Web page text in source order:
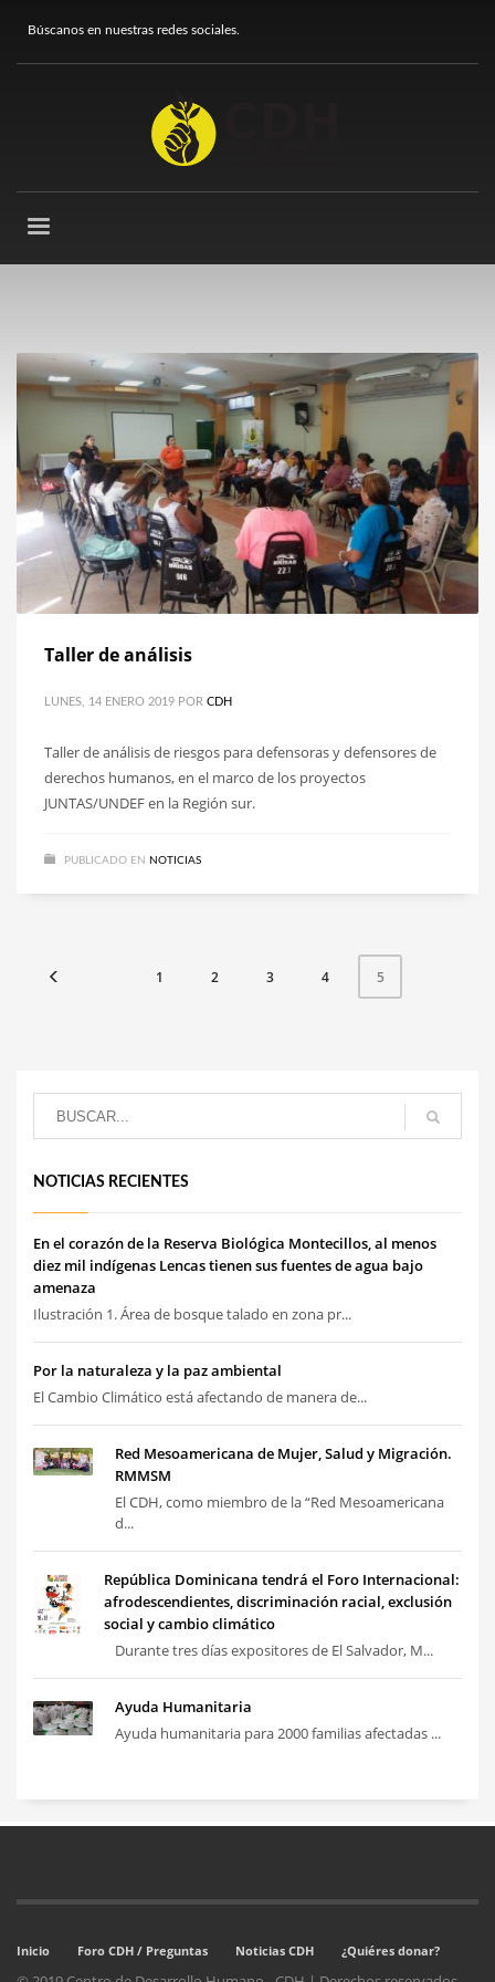
Búscanos en nuestras redes sociales.
Taller de análisis
LUNES, 14 ENERO 2019 POR CDH
Taller de análisis de riesgos para defensoras y defensores de
derechos humanos, en el marco de los proyectos
JUNTAS/UNDEF en la Región sur.
PUBLICADO EN NOTICIAS
1 2 3 4 5
NOTICIAS RECIENTES
En el corazón de la Reserva Biológica Montecillos, al menos
diez mil indígenas Lencas tienen sus fuentes de agua bajo
amenaza
Ilustración 1. Área de bosque talado en zona pr...
Por la naturaleza y la paz ambiental
El Cambio Climático está afectando de manera de...
Red Mesoamericana de Mujer, Salud y Migración.
RMMSM
El CDH, como miembro de la “Red Mesoamericana
d...
República Dominicana tendrá el Foro Internacional:
afrodescendientes, discriminación racial, exclusión
social y cambio climático
Durante tres días expositores de El Salvador, M...
Ayuda Humanitaria
Ayuda humanitaria para 2000 familias afectadas ...
Inicio Foro CDH / Preguntas Noticias CDH ¿Quiéres donar?